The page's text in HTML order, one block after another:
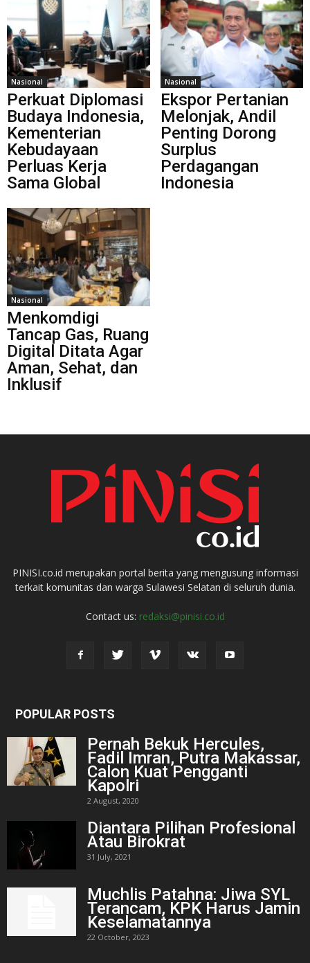
Nasional
Perkuat Diplomasi
Budaya Indonesia,
Kementerian
Kebudayaan
Perluas Kerja
Sama Global
Nasional
Ekspor Pertanian
Melonjak, Andil
Penting Dorong
Surplus
Perdagangan
Indonesia
Nasional
Menkomdigi
Tancap Gas, Ruang
Digital Ditata Agar
Aman, Sehat, dan
Inklusif
PINISI.co.id merupakan portal berita yang mengusung informasi
terkait komunitas dan warga Sulawesi Selatan di seluruh dunia.
Contact us: redaksi@pinisi.co.id
POPULAR POSTS
Pernah Bekuk Hercules,
Fadil Imran, Putra Makassar,
Calon Kuat Pengganti
Kapolri
2 August, 2020
Diantara Pilihan Profesional
Atau Birokrat
31 July, 2021
Muchlis Patahna: Jiwa SYL
Terancam, KPK Harus Jamin
Keselamatannya
22 October, 2023